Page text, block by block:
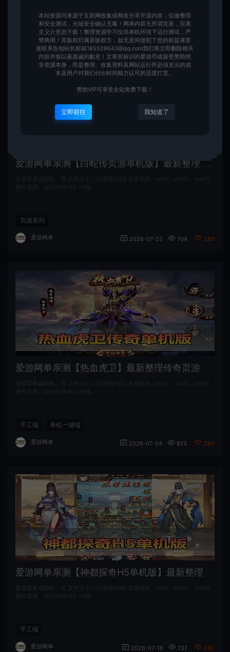
页游系列
爱游网单 2026-07-26 614
爱
游网单亲测【白蛇传页游单机版】最新整理怀旧页游微端免flash 带GM充值工具无限元宝 解压一键端 视频安装教学
是否需要虚拟机：否 文件大小：压缩包约2G 支持系统：win7、win10、win11
硬件需求：运行内存16G +8核…
页游系列
爱游网单 2026-07-25 704 280
是否需要虚拟机：否 文件大小：压缩包约2G 支持系统：win7、win10、win11
硬件需求：运行内存16G +8核…
手工端 单机一键端
爱游网单 2026-07-24 825 280
是否需要虚拟机：是 文件大小：压缩包约3G 支持系统：win7、win10、win11
硬件需求：运行内存16G +4核…
手工端
爱游网单 2026-07-18 737 280
本站资源均来源于互联网收集或网友分享开源内容，仅做整理
和安全测试，火绒安全确认无毒！网单内容无所谓完美，完美
主义介意勿下载！整理资源学习仅供单机环境下运行测试，严
禁商用！其版权归属原版权方，如无意间侵犯了您的权益请直
接联系告知站长邮箱185529643@qq.com我们将立即删除相关
内容并致以最真诚的歉意！文章所标识的爱游币或接受赞助绝
非资源本身，而是整理、收集资料及网站运行所必须支出的成
本及用户对我们付出时间精力认可的适度打赏。
赞助VIP可享受全站免费下载！
立即前往 我知道了